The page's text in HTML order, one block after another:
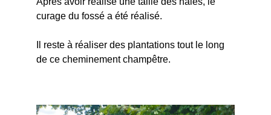
curage du fossé a été réalisé.
Il reste à réaliser des plantations tout le long
de ce cheminement champêtre.